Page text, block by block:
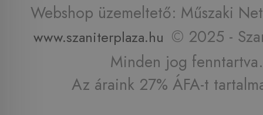
Webshop üzemeltető: Műszaki
www.szaniterplaza.hu © 2025 -
Minden jog fenntartva.
Az áraink 27% ÁFA-t